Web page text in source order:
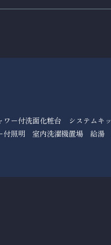
付洗面化粧台 システム
付照明 室内洗濯機置場 給